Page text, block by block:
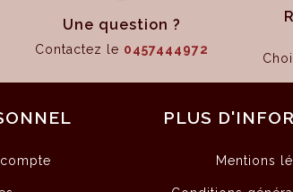
Une question ?
Contactez le 0457444972
PLUS
Mentions